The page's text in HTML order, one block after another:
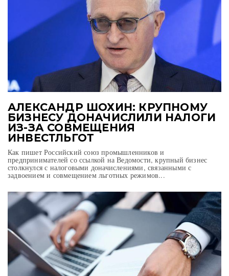
АЛЕКСАНДР ШОХИН: КРУПНОМУ
БИЗНЕСУ ДОНАЧИСЛИЛИ НАЛОГИ
ИЗ-ЗА СОВМЕЩЕНИЯ
ИНВЕСТЛЬГОТ
Как пишет Российский союз промышленников и
предпринимателей со ссылкой на Ведомости, крупный бизнес
столкнулся с налоговыми доначислениями, связанными с
задвоением и совмещением льготных режимов...